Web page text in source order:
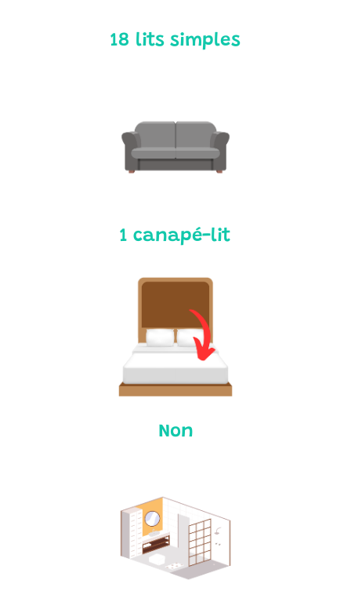
18 lits simples
1 canapé-lit
Non